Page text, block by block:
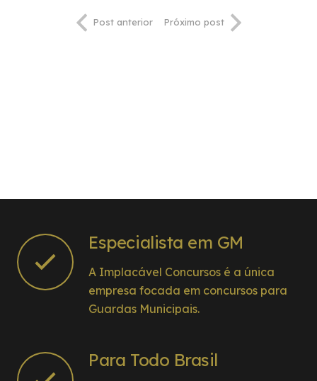
Post anterior Próximo post
Especialista em GM
A Implacável Concursos é a única
empresa focada em concursos para
Guardas Municipais.
Para Todo Brasil